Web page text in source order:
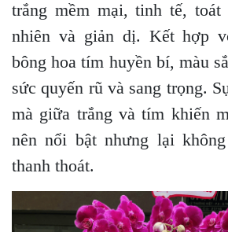
trắng mềm mại, tinh tế, toát
nhiên và giản dị. Kết hợp
bông hoa tím huyền bí, màu
sức quyến rũ và sang trọng.
mà giữa trắng và tím khiến
nên nổi bật nhưng lại
thanh thoát.